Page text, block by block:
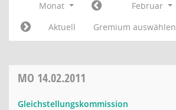
Monat Februar
Aktuell
Gremium auswählen
MO 14.02.2011
Gleichstellungskommission